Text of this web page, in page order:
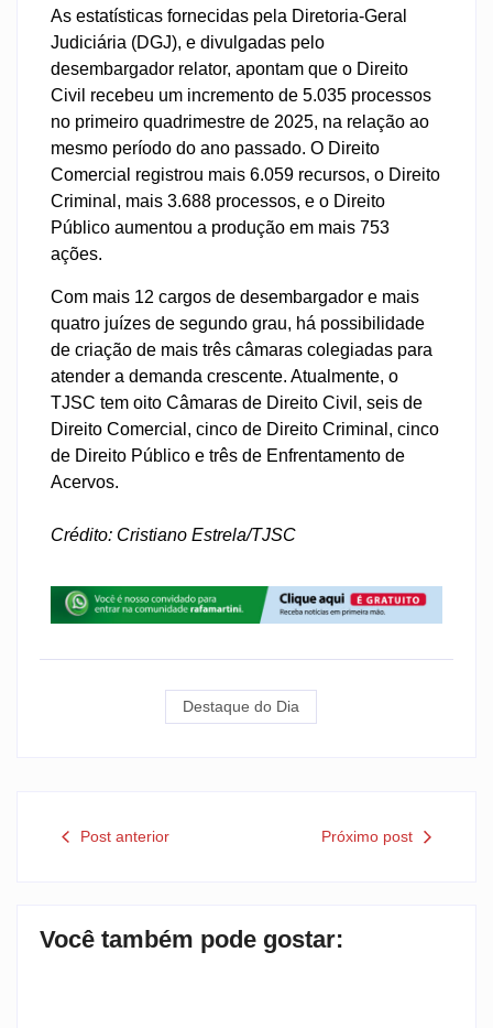
As estatísticas fornecidas pela Diretoria-Geral
Judiciária (DGJ), e divulgadas pelo
desembargador relator, apontam que o Direito
Civil recebeu um incremento de 5.035 processos
no primeiro quadrimestre de 2025, na relação ao
mesmo período do ano passado. O Direito
Comercial registrou mais 6.059 recursos, o Direito
Criminal, mais 3.688 processos, e o Direito
Público aumentou a produção em mais 753
ações.
Com mais 12 cargos de desembargador e mais
quatro juízes de segundo grau, há possibilidade
de criação de mais três câmaras colegiadas para
atender a demanda crescente. Atualmente, o
TJSC tem oito Câmaras de Direito Civil, seis de
Direito Comercial, cinco de Direito Criminal, cinco
de Direito Público e três de Enfrentamento de
Acervos.
Crédito: Cristiano Estrela/TJSC
Destaque do Dia
Post anterior Próximo post
Você também pode gostar: